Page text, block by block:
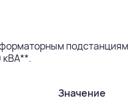
подстанциям
кВА**.
Значение